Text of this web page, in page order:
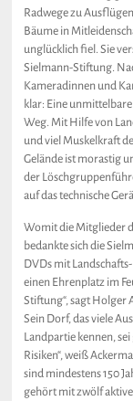
Radwege zu
Bäume in
unglücklich fiel. Sie
Sielmann-Stiftung.
Kameradinnen und
klar: Eine
Weg. Mit Hilfe von
und viel Muskelkraft
Gelände ist morastig
der
auf das technische
Womit die Mitglieder
bedankte sich die
DVDs mit
einen Ehrenplatz im
Stiftung“, sagt Holger
Sein Dorf, das viele
Landpartie kennen,
Risiken“, weiß
sind mindestens 150
gehört mit zwölf